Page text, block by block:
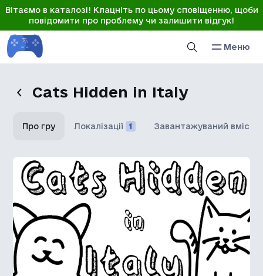
Вітаємо в каталозі! Клацніть по цьому сповіщенню, щоби
повідомити про проблему чи залишити відгук!
Меню
Cats Hidden in Italy
Про гру Локалізації 1 Завантажуваний вміст